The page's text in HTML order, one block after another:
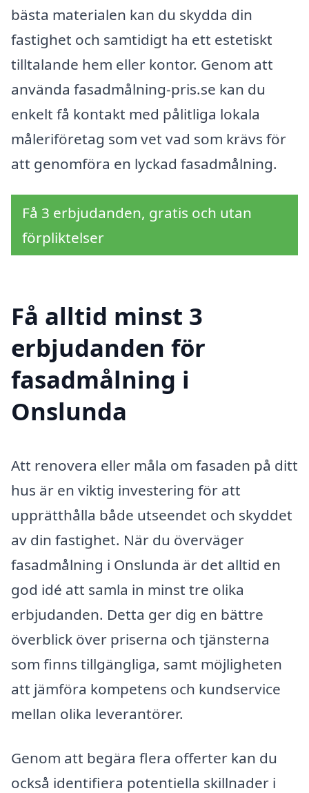
bästa materialen kan du skydda din
fastighet och samtidigt ha ett estetiskt
tilltalande hem eller kontor. Genom att
använda fasadmålning-pris.se kan du
enkelt få kontakt med pålitliga lokala
måleriföretag som vet vad som krävs för
att genomföra en lyckad fasadmålning.
Få 3 erbjudanden, gratis och utan
förpliktelser
Få alltid minst 3
erbjudanden för
fasadmålning i
Onslunda
Att renovera eller måla om fasaden på ditt
hus är en viktig investering för att
upprätthålla både utseendet och skyddet
av din fastighet. När du överväger
fasadmålning i Onslunda är det alltid en
god idé att samla in minst tre olika
erbjudanden. Detta ger dig en bättre
överblick över priserna och tjänsterna
som finns tillgängliga, samt möjligheten
att jämföra kompetens och kundservice
mellan olika leverantörer.
Genom att begära flera offerter kan du
också identifiera potentiella skillnader i